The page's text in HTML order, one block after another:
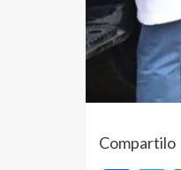
Compartilo